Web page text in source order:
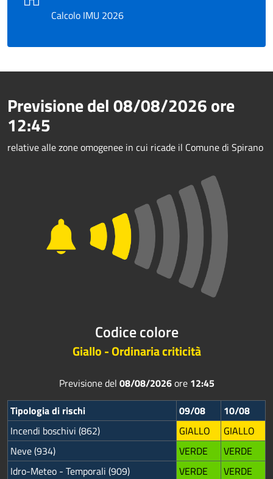
Calcolo IMU 2026
Previsione del08/08/2026ore
12:45
relative alle zone omogenee in cui ricade il Comune di Spirano
Codice colore
Giallo - Ordinaria criticità
Previsione del 08/08/2026ore 12:45
Tipologia di rischi
09/08
10/08
Incendi boschivi (862)
GIALLO
GIALLO
Neve (934)
VERDE
VERDE
Idro-Meteo - Temporali (909)
VERDE VERDE